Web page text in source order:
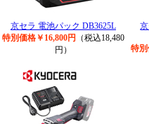
京セラ 電池パック DB3625L
特別価格￥16,800円
（税込18,480
円）
特別